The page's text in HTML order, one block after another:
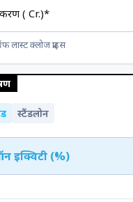
(₹ Cr.)*
क्लोज प्राइस
स्टैंडलोन
इक्विटी (%)